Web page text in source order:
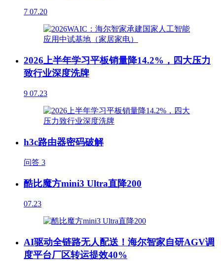
7 07.20
2026上半年学习平板销量降14.2%，四大压力
致行业深度洗牌
9 07.23
h3c路由器密码破解
问答 3
酷比魔方mini3 Ultra直降200
07.23
AI驱动全链路无人配送！海尔智家自研AGV调
度平台厂区转运提效40%